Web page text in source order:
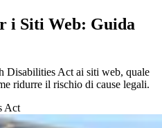
i Siti Web: Guida
Disabilities Act ai siti web, quale
ridurre il rischio di cause legali.
Act